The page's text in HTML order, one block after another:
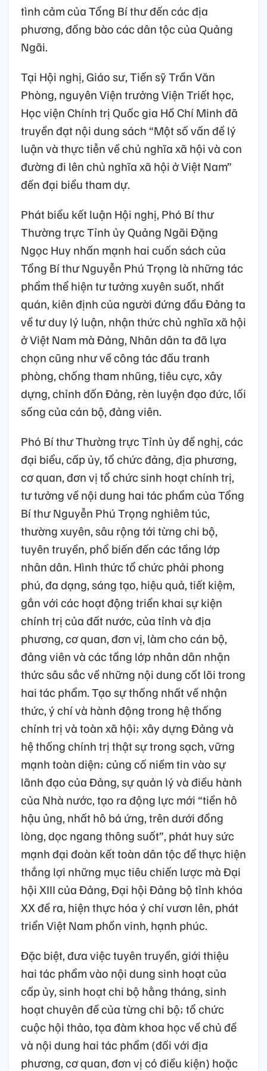
tình cảm của Tổng Bí thư đến các địa
phương, đồng bào các dân tộc của Quảng
Ngãi.
Tại Hội nghị, Giáo sư, Tiến sỹ Trần Văn
Phòng, nguyên Viện trưởng Viện Triết học,
Học viện Chính trị Quốc gia Hồ Chí Minh đã
truyền đạt nội dung sách “Một số vấn đề lý
luận và thực tiễn về chủ nghĩa xã hội và con
đường đi lên chủ nghĩa xã hội ở Việt Nam”
đến đại biểu tham dự.
Phát biểu kết luận Hội nghị, Phó Bí thư
Thường trực Tỉnh ủy Quảng Ngãi Đặng
Ngọc Huy nhấn mạnh hai cuốn sách của
Tổng Bí thư Nguyễn Phú Trọng là những tác
phẩm thể hiện tư tưởng xuyên suốt, nhất
quán, kiên định của người đứng đầu Đảng ta
về tư duy lý luận, nhận thức chủ nghĩa xã hội
ở Việt Nam mà Đảng, Nhân dân ta đã lựa
chọn cũng như về công tác đấu tranh
phòng, chống tham nhũng, tiêu cực, xây
dựng, chỉnh đốn Đảng, rèn luyện đạo đức, lối
sống của cán bộ, đảng viên.
Phó Bí thư Thường trực Tỉnh ủy đề nghị, các
đại biểu, cấp ủy, tổ chức đảng, địa phương,
cơ quan, đơn vị tổ chức sinh hoạt chính trị,
tư tưởng về nội dung hai tác phẩm của Tổng
Bí thư Nguyễn Phú Trọng nghiêm túc,
thường xuyên, sâu rộng tới từng chi bộ,
tuyên truyền, phổ biến đến các tầng lớp
nhân dân. Hình thức tổ chức phải phong
phú, đa dạng, sáng tạo, hiệu quả, tiết kiệm,
gắn với các hoạt động triển khai sự kiện
chính trị của đất nước, của tỉnh và địa
phương, cơ quan, đơn vị, làm cho cán bộ,
đảng viên và các tầng lớp nhân dân nhận
thức sâu sắc về những nội dung cốt lõi trong
hai tác phẩm. Tạo sự thống nhất về nhận
thức, ý chí và hành động trong hệ thống
chính trị và toàn xã hội; xây dựng Đảng và
hệ thống chính trị thật sự trong sạch, vững
mạnh toàn diện; củng cố niềm tin vào sự
lãnh đạo của Đảng, sự quản lý và điều hành
của Nhà nước, tạo ra động lực mới “tiền hô
hậu ủng, nhất hô bá ứng, trên dưới đồng
lòng, dọc ngang thông suốt”, phát huy sức
mạnh đại đoàn kết toàn dân tộc để thực hiện
thắng lợi những mục tiêu chiến lược mà Đại
hội XIII của Đảng, Đại hội Đảng bộ tỉnh khóa
XX đề ra, hiện thực hóa ý chí vươn lên, phát
triển Việt Nam phồn vinh, hạnh phúc.
Đặc biệt, đưa việc tuyên truyền, giới thiệu
hai tác phẩm vào nội dung sinh hoạt của
cấp ủy, sinh hoạt chi bộ hằng tháng, sinh
hoạt chuyên đề của từng chi bộ; tổ chức
cuộc hội thảo, tọa đàm khoa học về chủ đề
và nội dung hai tác phẩm (đối với địa
phương, cơ quan, đơn vị có điều kiện) hoặc